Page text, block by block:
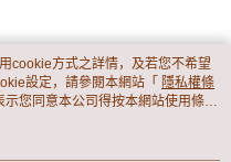
cookie方式之詳情，及若您不希望
設定，請參閱本網站「 隱私權條
您同意本公司得按本網站使用條款